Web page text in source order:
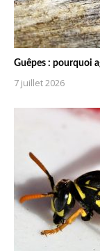
Guêpes : pourquoi
7 juillet 2026